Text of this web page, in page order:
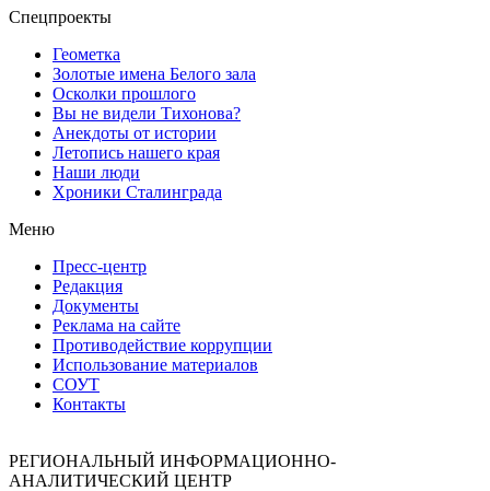
Спецпроекты
Геометка
Золотые имена Белого зала
Осколки прошлого
Вы не видели Тихонова?
Анекдоты от истории
Летопись нашего края
Наши люди
Хроники Сталинграда
Меню
Пресс-центр
Редакция
Документы
Реклама на сайте
Противодействие коррупции
Использование материалов
СОУТ
Контакты
РЕГИОНАЛЬНЫЙ ИНФОРМАЦИОННО-
АНАЛИТИЧЕСКИЙ ЦЕНТР